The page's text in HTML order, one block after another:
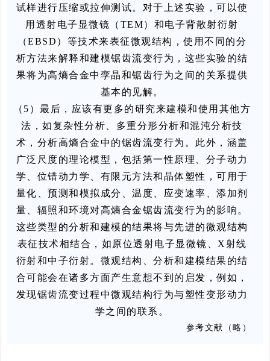
试样进行压缩或拉伸测试。对于上述实验，可以使
用透射电子显微镜（TEM）和电子背散射衍射
（EBSD）等技术来表征微观结构，使用不同的分
析方法来解释和建模锯齿流变行为，这些实验的结
果将为高熵合金中孪晶和锯齿行为之间的关系提供
基本的见解。
（5）最后，应该有更多的研究来建模和使用其他方
法，如复杂性分析、多重分形分析和混沌分析技
术，分析高熵合金中的锯齿流变行为。此外，涵盖
广泛尺度的理论模型，包括第一性原理、分子动力
学、位错动力学、有限元方法和晶体塑性，可用于
量化、预测和模拟成分、温度、应变速率、添加剂
量、辐照和环境对高熵合金锯齿流变行为的影响。
这些类型的分析和建模的结果将与先进的微观结构
表征技术相结合，如原位透射电子显微镜、X射线
衍射和中子衍射。微观结构、分析和建模结果的结
合可能会在诸多方面产生意想不到的启发，例如，
发现锯齿流变过程中微观结构行为与塑性变形动力
学之间的联系。
参考文献（略）